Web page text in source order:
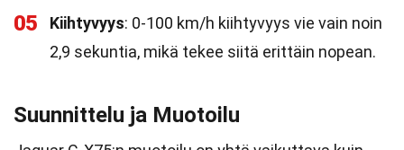
05 Kiihtyvyys: 0-100 km/h kiihtyvyys vie vain noin
2,9 sekuntia, mikä tekee siitä erittäin nopean.
Suunnittelu ja Muotoilu